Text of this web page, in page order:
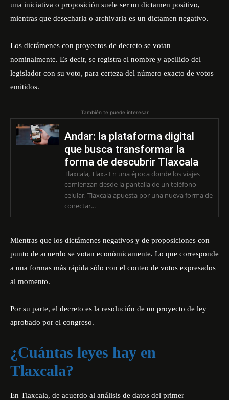
una iniciativa o proposición suele ser un dictamen positivo,
mientras que desecharla o archivarla es un dictamen negativo.
Los dictámenes con proyectos de decreto se votan
nominalmente. Es decir, se registra el nombre y apellido del
legislador con su voto, para certeza del número exacto de votos
emitidos.
También te puede interesar
Andar: la plataforma digital
que busca transformar la
forma de descubrir Tlaxcala
Tlaxcala, Tlax.- En una época donde los viajes
comienzan desde la pantalla de un teléfono
celular, Tlaxcala apuesta por una nueva forma de
conectar...
Mientras que los dictámenes negativos y de proposiciones con
punto de acuerdo se votan económicamente. Lo que corresponde
a una formas más rápida sólo con el conteo de votos expresados
al momento.
Por su parte, el decreto es la resolución de un proyecto de ley
aprobado por el congreso.
¿Cuántas leyes hay en
Tlaxcala?
En Tlaxcala, de acuerdo al análisis de datos del primer